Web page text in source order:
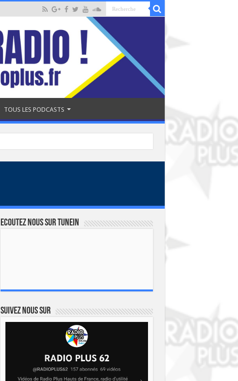
TOUS LES PODCASTS
Ecoutez nous sur TuneIn
Suivez nous sur